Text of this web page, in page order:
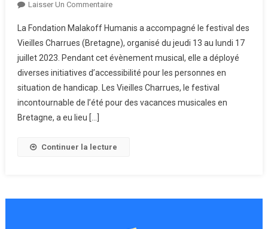
Laisser Un CommentaireSur
Fondation
Malakoff
Humanis
Au
Festival
Des
La Fondation Malakoff Humanis a accompagné le festival des
Vieilles Charrues (Bretagne), organisé du jeudi 13 au lundi 17
juillet 2023. Pendant cet évènement musical, elle a déployé
diverses initiatives d’accessibilité pour les personnes en
situation de handicap. Les Vieilles Charrues, le festival
incontournable de l’été pour des vacances musicales en
Bretagne, a eu lieu […]
Continuer la lecture